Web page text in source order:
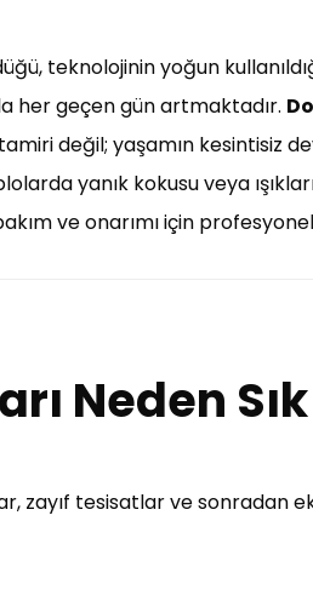
teknolojinin yoğun
her geçen gün artmaktadır.
değil; yaşamın kesintisiz
yanık kokusu veya
ve onarımı için
Neden
zayıf tesisatlar ve sonradan